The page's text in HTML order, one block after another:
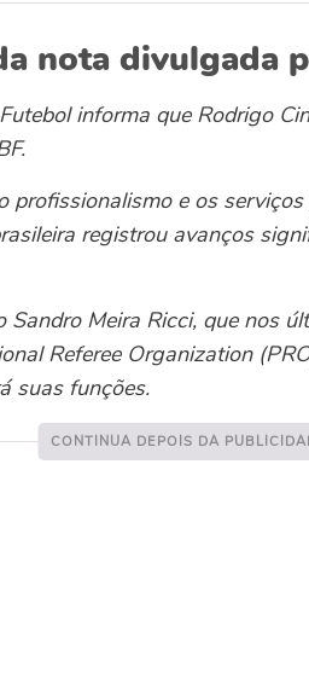
nota divulgada
informa que Rodrigo
profissionalismo e os
registrou avanços
Meira Ricci, que nos
Referee Organization
suas funções.